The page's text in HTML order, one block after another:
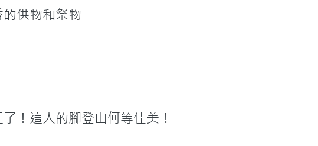
供物和祭物
！這人的腳登山何等佳美！